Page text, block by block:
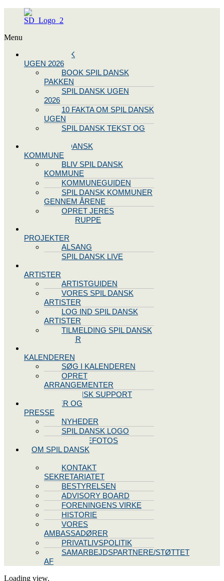
Menu
SPIL DANSK
UGEN 2026
BOOK SPIL DANSK
PAKKEN
SPIL DANSK UGEN
2026
10 FAKTA OM SPIL DANSK
UGEN
SPIL DANSK TEKST OG
BLIV SPIL DANSK
KOMMUNE
BLIV SPIL DANSK
KOMMUNE
KOMMUNEGUIDEN
SPIL DANSK KOMMUNER
GENNEM ÅRENE
OPRET JERES
STYREGRUPPE
PROJEKTER
ALSANG
SPIL DANSK LIVE
ARTISTER
ARTISTGUIDEN
VORES SPIL DANSK
ARTISTER
LOG IND SPIL DANSK
ARTISTER
TILMELDING SPIL DANSK
ARTISTER
KALENDEREN
SØG I KALENDEREN
OPRET
ARRANGEMENTER
TEKNISK SUPPORT
NYHEDER OG
PRESSE
NYHEDER
SPIL DANSK LOGO
PRESSEFOTOS
OM SPIL DANSK
KONTAKT
SEKRETARIATET
BESTYRELSEN
ADVISORY BOARD
FORENINGENS VIRKE
HISTORIE
VORES
AMBASSADØRER
PRIVATLIVSPOLITIK
SAMARBEJDSPARTNERE/STØTTET
AF
Loading view.